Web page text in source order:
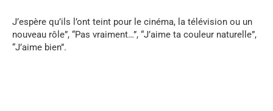
J’espère qu’ils l’ont teint pour le cinéma, la télévision ou un
nouveau rôle”, “Pas vraiment…”, “J’aime ta couleur naturelle”,
“J’aime bien”.